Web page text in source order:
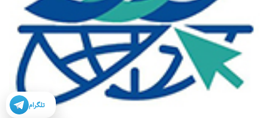
تلگرام